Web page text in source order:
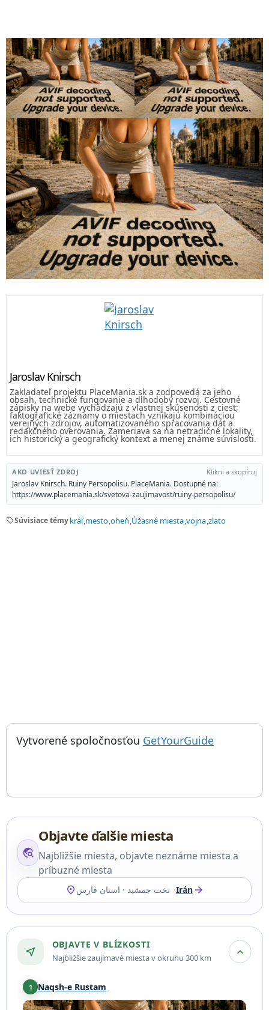
Jaroslav Knirsch
Zakladateľ projektu PlaceMania.sk a zodpovedá za jeho
obsah, technické fungovanie a dlhodobý rozvoj. Cestovné
zápisky na webe vychádzajú z vlastnej skúsenosti z ciest;
faktografické záznamy o miestach vznikajú kombináciou
verejných zdrojov, automatizovaného spracovania dát a
redakčného overovania. Zameriava sa na netradičné lokality,
ich historický a geografický kontext a menej známe súvislosti.
AKO UVIESŤ ZDROJ Klikni a skopíruj
Jaroslav Knirsch. Ruiny Persopolisu. PlaceMania. Dostupné na:
https://www.placemania.sk/svetova-zaujimavost/ruiny-persopolisu/
sellSúvisiace témykráľ mesto oheň Úžasné miesta vojna zlato
Vytvorené spoločnosťou GetYourGuide; otvorí sa
travel_explore
Objavte ďalšie miesta
Najbližšie miesta, objavte neznáme miesta a
príbuzné miesta
location_on تخت جمشيد · استان فارس Irán arrow_forward
near_me
OBJAVTE V BLÍZKOSTI
Najbližšie zaujímavé miesta v okruhu 300 km expand_more
1 Naqsh-e Rustam